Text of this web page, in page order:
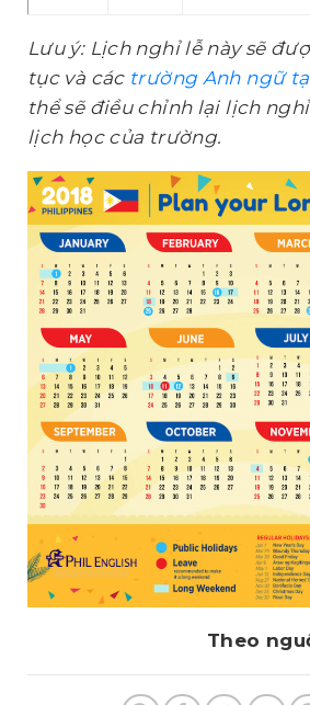
Lưu ý: Lịch nghỉ lễ này sẽ
tục và các trường Anh ngữ
thể sẽ điều chỉnh lại lịch
lịch học của trường.
Theo